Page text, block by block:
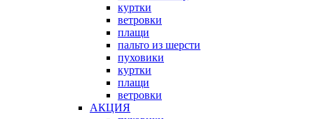
куртки
ветровки
плащи
пальто из шерсти
пуховики
куртки
плащи
ветровки
АКЦИЯ